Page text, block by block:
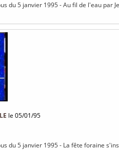
du 5 janvier 1995 - Au fil de l'eau par
le 05/01/95
du 5 janvier 1995 - La fête foraine